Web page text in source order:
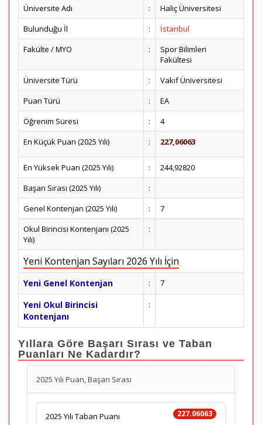
Üniversite Adı
:
Haliç Üniversitesi
Bulunduğu İl
:
İstanbul
Fakülte / MYO
:
Spor Bilimleri
Fakültesi
Üniversite Türü
:
Vakıf Üniversitesi
Puan Türü
:
EA
Öğrenim Süresi
:
4
En Küçük Puan (2025 Yılı)
: 227,06063
En Yüksek Puan (2025 Yılı) :
244,92820
Başarı Sırası (2025 Yılı)
:
Genel Kontenjan (2025 Yılı)
:
7
Okul Birincisi Kontenjanı (2025
Yılı)
:
Yeni Kontenjan Sayıları 2026 Yılı İçin
Yeni Genel Kontenjan : 7
Yeni Okul Birincisi
Kontenjanı
:
Yıllara Göre Başarı Sırası ve Taban
Puanları Ne Kadardır?
2025 Yılı Puan, Başarı Sırası
227.06063
2025 Yılı Taban Puanı